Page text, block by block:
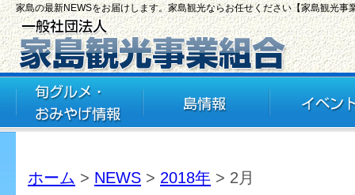
家島の最新NEWSをお届けします。家島観光ならお任せください【家島観光事
ホーム > NEWS > 2018年 > 2月